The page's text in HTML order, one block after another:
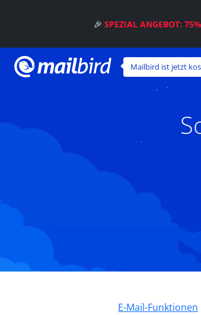
Mailbird ist jetzt
E-Mail-Funktionen
🎉SPEZIAL ANGEBOT: 75%